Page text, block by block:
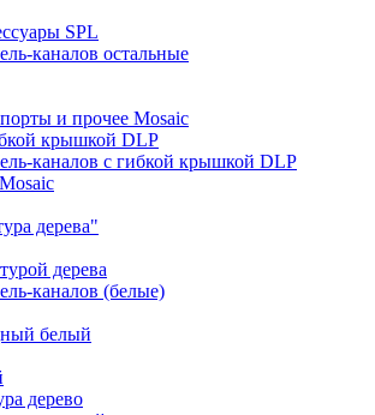
SPL
каналов остальные
и прочее Mosaic
крышкой DLP
каналов с гибкой крышкой DLP
дерева"
дерева
каналов (белые)
белый
дерево